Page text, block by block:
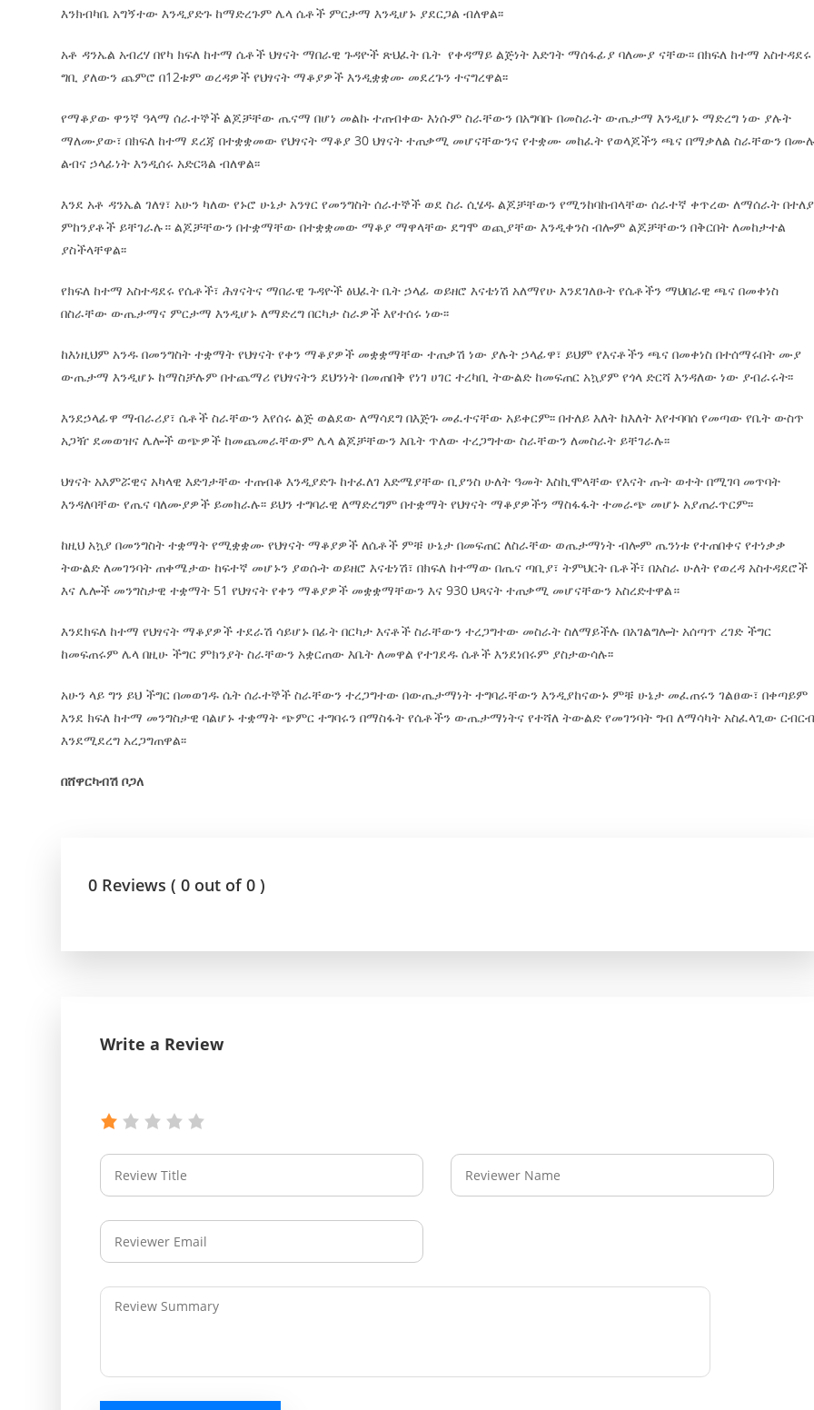
እንክብካቤ አግኝተው እንዲያድጉ ከማድረጉም ሌላ ሴቶች ምርታማ እንዲሆኑ ያደርጋል ብለዋል፡፡
አቶ ዳንኤል አብረሃ በየካ ክፍለ ከተማ ሴቶች ህፃናት ማበራዊ ጉዳዮች ጽህፈት ቤት የቀዳማይ ልጅነት እድገት ማሰፋፊያ ባለሙያ ናቸው፡፡ በክፍለ ከተማ አስተዳደሩ
ግቢ ያለውን ጨምሮ በ12ቱም ወረዳዎች የህፃናት ማቆያዎች እንዲቋቋሙ መደረጉን ተናግረዋል፡፡
የማቆያው ዋንኛ ዓላማ ሰራተኞች ልጆቻቸው ጤናማ በሆነ መልኩ ተጠብቀው እነሱም ስራቸውን በአግባቡ በመስራት ውጤታማ እንዲሆኑ ማድረግ ነው ያሉት
ማለሙያው፣ በክፍለ ከተማ ደረጃ በተቋቋመው የህፃናት ማቆያ 30 ህፃናት ተጠቃሚ መሆናቸውንና የተቋሙ መከፈት የወላጆችን ጫና በማቃለል ስራቸውን
ልብና ኃላፊነት እንዲሰሩ አድርጓል ብለዋል፡፡
እንደ አቶ ዳንኤል ገለፃ፣ አሁን ካለው የኑሮ ሁኔታ አንፃር የመንግስት ሰራተኞች ወደ ስራ ሲሄዱ ልጆቻቸውን የሚንከባከብላቸው ሰራተኛ ቀጥረው ለማሰራት
ምከንያቶች ይቸገራሉ። ልጆቻቸውን በተቋማቸው በተቋቋመው ማቆያ ማዋላቸው ደግሞ ወጪያቸው እንዲቀንስ ብሎም ልጆቻቸውን በቅርበት ለመከታተል
ያስችላቸዋል፡፡
የክፍለ ከተማ አስተዳደሩ የሴቶች፣ ሕፃናትና ማበራዊ ጉዳዮች ፅህፈት ቤት ኃላፊ ወይዘሮ እናቴነሽ አለማየሁ እንደገለፁት የሴቶችን ማህበራዊ ጫና በመቀነስ
በስራቸው ውጤታማና ምርታማ እንዲሆኑ ለማድረግ በርካታ ስራዎች እየተሰሩ ነው፡፡
ከእነዚህም አንዱ በመንግስት ተቋማት የህፃናት የቀን ማቆያዎች መቋቋማቸው ተጠቃሽ ነው ያሉት ኃላፊዋ፣ ይህም የእናቶችን ጫና በመቀነስ በተሰማሩበት ሙያ
ውጤታማ እንዲሆኑ ከማስቻሉም በተጨማሪ የህፃናትን ደህንነት በመጠበቅ የነገ ሀገር ተረካቢ ትውልድ ከመፍጠር አኳያም የጎላ ድርሻ እንዳለው ነው ያብራሩት፡፡
እንደኃላፊዋ ማብራሪያ፣ ሴቶች ስራቸውን እየሰሩ ልጅ ወልደው ለማሳደግ በእጅጉ መፈተናቸው አይቀርም፡፡ በተለይ እለት ከእለት እየተባባሰ የመጣው የቤት ውስጥ
አጋዥ ደመወዝና ሌሎች ወጭዎች ከመጨመራቸውም ሌላ ልጆቻቸውን እቤት ጥለው ተረጋግተው ስራቸውን ለመስራት ይቸገራሉ፡፡
ህፃናት አእምሯዊና አካላዊ እድገታቸው ተጠብቆ እንዲያድጉ ከተፈለገ እድሜያቸው ቢያንስ ሁለት ዓመት እስኪሞላቸው የእናት ጡት ወተት በሚገባ መጥባት
እንዳለባቸው የጤና ባለሙያዎች ይመክራሉ፡፡ ይህን ተግባራዊ ለማድረግም በተቋማት የህፃናት ማቆያዎችን ማስፋፋት ተመራጭ መሆኑ አያጠራጥርም፡፡
ከዚህ አኳያ በመንግስት ተቋማት የሚቋቋሙ የህፃናት ማቆያዎች ለሴቶች ምቹ ሁኔታ በመፍጠር ለስራቸው ወጤታማነት ብሎም ጤንነቱ የተጠበቀና የተነቃቃ
ትውልድ ለመገንባት ጠቀሜታው ከፍተኛ መሆኑን ያወሱት ወይዘሮ እናቴነሽ፣ በክፍለ ከተማው በጤና ጣቢያ፣ ትምህርት ቤቶች፣ በአስራ ሁለት የወረዳ አስተዳደሮች
እና ሌሎች መንግስታዊ ተቋማት 51 የህፃናት የቀን ማቆያዎች መቋቋማቸውን እና 930 ህጻናት ተጠቃሚ መሆናቸውን አስረድተዋል።
እንደክፍለ ከተማ የህፃናት ማቆያዎች ተደራሽ ሳይሆኑ በፊት በርካታ እናቶች ስራቸውን ተረጋግተው መስራት ስለማይችሉ በአገልግሎት አሰጣጥ ረገድ ችግር
ከመፍጠሩም ሌላ በዚሁ ችግር ምክንያት ስራቸውን አቋርጠው እቤት ለመዋል የተገደዱ ሴቶች እንደነበሩም ያስታውሳሉ፡፡
አሁን ላይ ግን ይህ ችግር በመወገዱ ሴት ሰራተኞች ስራቸውን ተረጋግተው በውጤታማነት ተግባራቸውን እንዲያከናውኑ ምቹ ሁኔታ መፈጠሩን ገልፀው፣ በቀጣይም
እንደ ክፍለ ከተማ መንግስታዊ ባልሆኑ ተቋማት ጭምር ተግባሩን በማስፋት የሴቶችን ውጤታማነትና የተሻለ ትውልድ የመገንባት ግብ ለማሳካት አስፈላጊው
እንደሚደረግ አረጋግጠዋል፡፡
በሸዋርካብሽ ቦጋለ
0 Reviews ( 0 out of 0 )
Write a Review